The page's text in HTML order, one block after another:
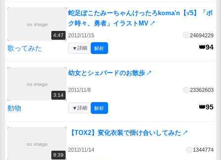
no image
4:47
蛇足ぽこたみーちゃんけったろkoma'n【√5】「ボ
ク時々、勇者」イラストMV ↗
2012/11/15 24694229
歌ってみた 👑94
▼詳細 解析
no image
3:14
幼女とシェパードのお散歩 ↗
2011/11/8 23362603
動物 👑95
▼詳細 解析
no image
8:39
【TOX2】変化衣装で掛け合いしてみた ↗
2012/11/14 1344774